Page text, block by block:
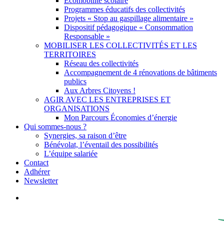
Programmes éducatifs des collectivités
Projets « Stop au gaspillage alimentaire »
Dispositif pédagogique « Consommation
Responsable »
MOBILISER LES COLLECTIVITÉS ET LES
TERRITOIRES
Réseau des collectivités
Accompagnement de 4 rénovations de bâtiments
publics
Aux Arbres Citoyens !
AGIR AVEC LES ENTREPRISES ET
ORGANISATIONS
Mon Parcours Économies d’énergie
Qui sommes-nous ?
Synergies, sa raison d’être
Bénévolat, l’éventail des possibilités
L’équipe salariée
Contact
Adhérer
Newsletter